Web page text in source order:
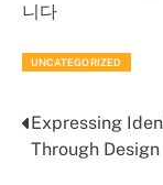
니다
UNCATEGORIZED
Post
navigation
Expressing
Through Design